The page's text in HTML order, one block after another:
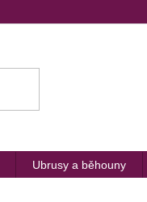
Ubrusy a běhouny